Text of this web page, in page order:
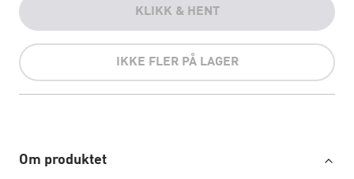
KLIKK & HENT
IKKE FLER PÅ LAGER
Om produktet